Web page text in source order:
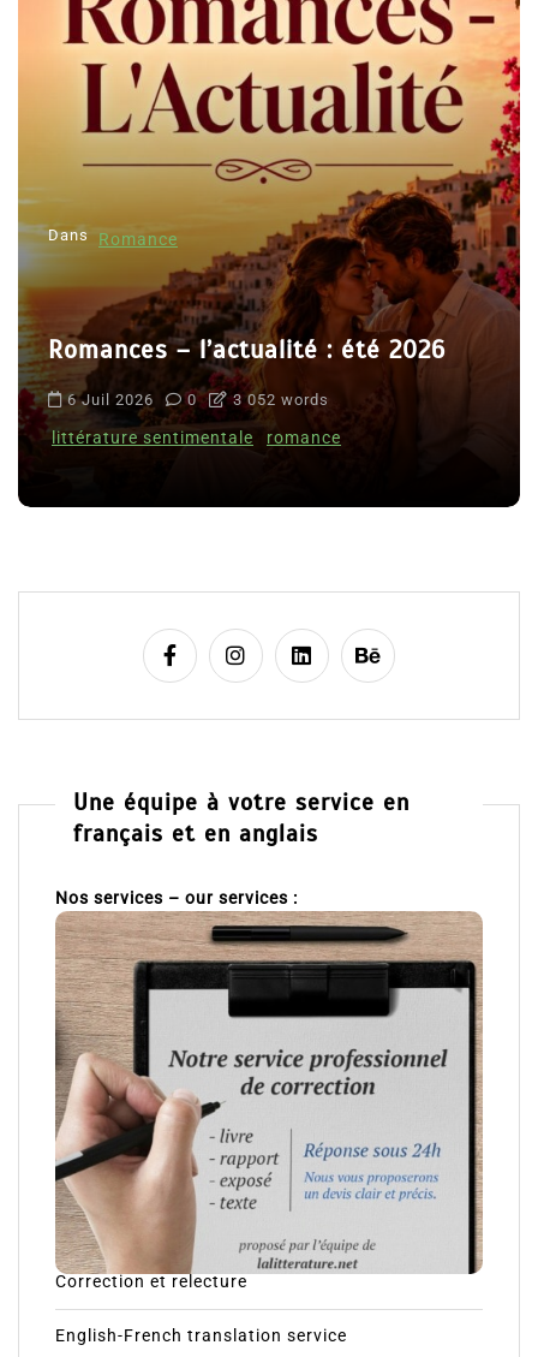
Dans Romance
Romances – l’actualité : été 2026
6 Juil 2026 0 3 052 words
littérature sentimentale romance
Une équipe à votre service en
français et en anglais
Nos services – our services :
Correction et relecture
English-French translation service